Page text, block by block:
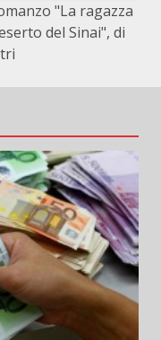
"La ragazza
del Sinai", di